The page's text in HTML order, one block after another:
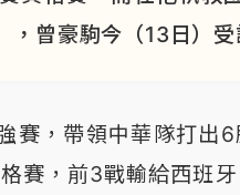
，曾豪駒今（13日）受
賽，帶領中華隊打出
賽，前3戰輸給西班